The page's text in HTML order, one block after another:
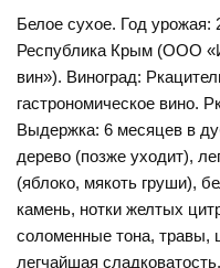
Белое сухое. Год
Республика Крым (ООО
вин»). Виноград:
гастрономическое вино.
Выдержка: 6 месяцев в
дерево (позже уходит),
(яблоко, мякоть груши),
камень, нотки желтых
соломенные тона, травы,
легчайшая